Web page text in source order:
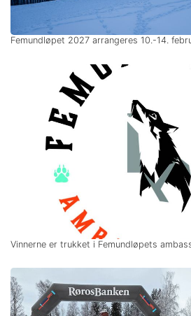
Femundløpet 2027 arrangeres 10.-14.
Vinnerne er trukket i Femundløpets